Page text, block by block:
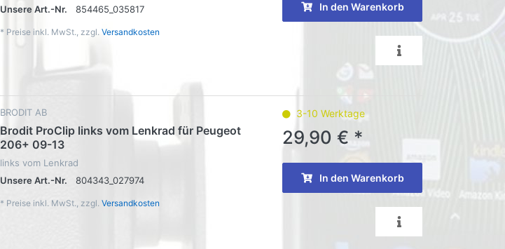
Unsere Art.-Nr.
854465_035817
* Preise inkl. MwSt., zzgl. Versandkosten
In den Warenkorb
BRODIT AB
Brodit ProClip links vom Lenkrad für Peugeot
206+ 09-13
links vom Lenkrad
Unsere Art.-Nr.
804343_027974
* Preise inkl. MwSt., zzgl. Versandkosten
3-10 Werktage
29,90 € *
In den Warenkorb